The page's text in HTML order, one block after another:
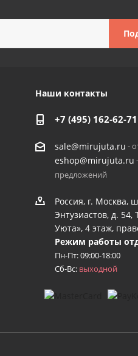
Наши контакты
+7 (495) 162-62-71
sale@mirujuta.ru -
eshop@mirujuta.ru
предложений
Россия, г. Москва,
Энтузиастов, д.
Уюта», 4 этаж,
Режим работы
Пн-Пт: 09:00-18:00
Сб-Вс: выходной